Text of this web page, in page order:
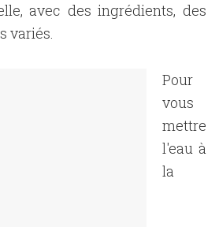
avec des ingrédients, des
variés.
Pour
vous
mettre
l'eau à
la